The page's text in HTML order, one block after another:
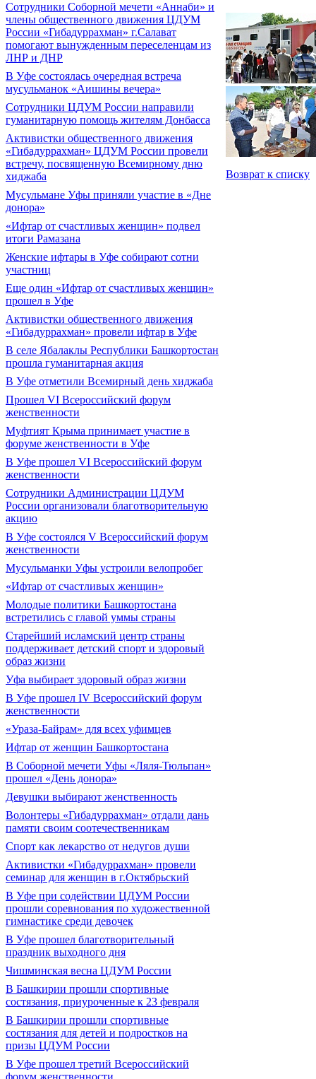
Сотрудники Соборной мечети «Аннаби» и
члены общественного движения ЦДУМ
России «Гибадуррахман» г.Салават
помогают вынужденным переселенцам из
ЛНР и ДНР
В Уфе состоялась очередная встреча
мусульманок «Аишины вечера»
Сотрудники ЦДУМ России направили
гуманитарную помощь жителям Донбасса
Активистки общественного движения
«Гибадуррахман» ЦДУМ России провели
встречу, посвященную Всемирному дню
хиджаба
Мусульмане Уфы приняли участие в «Дне
донора»
«Ифтар от счастливых женщин» подвел
итоги Рамазана
Женские ифтары в Уфе собирают сотни
участниц
Еще один «Ифтар от счастливых женщин»
прошел в Уфе
Активистки общественного движения
«Гибадуррахман» провели ифтар в Уфе
В селе Ябалаклы Республики Башкортостан
прошла гуманитарная акция
В Уфе отметили Всемирный день хиджаба
Прошел VI Всероссийский форум
женственности
Муфтият Крыма принимает участие в
форуме женственности в Уфе
В Уфе прошел VI Всероссийский форум
женственности
Сотрудники Администрации ЦДУМ
России организовали благотворительную
акцию
В Уфе состоялся V Всероссийский форум
женственности
Мусульманки Уфы устроили велопробег
«Ифтар от счастливых женщин»
Молодые политики Башкортостана
встретились с главой уммы страны
Старейший исламский центр страны
поддерживает детский спорт и здоровый
образ жизни
Уфа выбирает здоровый образ жизни
В Уфе прошел IV Всероссийский форум
женственности
«Ураза-Байрам» для всех уфимцев
Ифтар от женщин Башкортостана
В Соборной мечети Уфы «Ляля-Тюльпан»
прошел «День донора»
Девушки выбирают женственность
Волонтеры «Гибадуррахман» отдали дань
памяти своим соотечественникам
Спорт как лекарство от недугов души
Активистки «Гибадуррахман» провели
семинар для женщин в г.Октябрьский
В Уфе при содействии ЦДУМ России
прошли соревнования по художественной
гимнастике среди девочек
В Уфе прошел благотворительный
праздник выходного дня
Чишминская весна ЦДУМ России
В Башкирии прошли спортивные
состязания, приуроченные к 23 февраля
В Башкирии прошли спортивные
состязания для детей и подростков на
призы ЦДУМ России
В Уфе прошел третий Всероссийский
форум женственности
Возврат к списку